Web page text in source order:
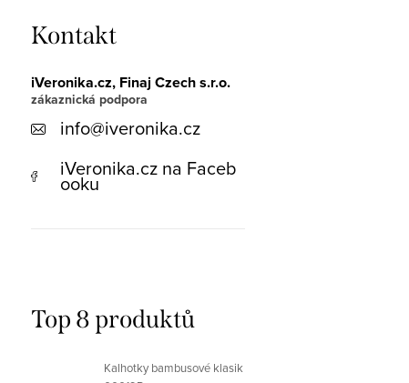
Kontakt
iVeronika.cz, Finaj Czech s.r.o.
info@iveronika.cz
iVeronika.cz na Faceb
ooku
Top 8 produktů
Kalhotky bambusové klasik